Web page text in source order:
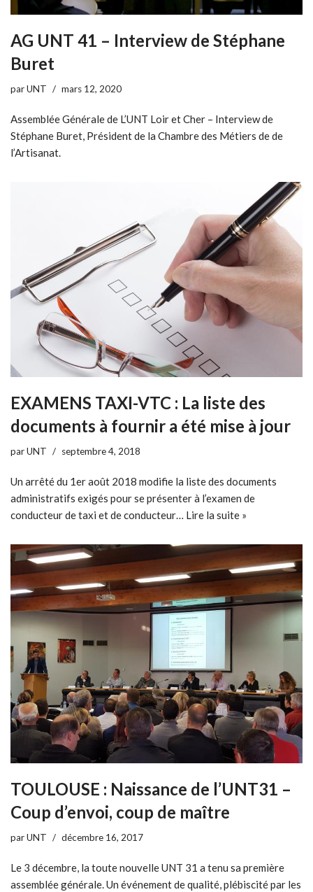
AG UNT 41 – Interview de Stéphane
Buret
parUNT mars 12, 2020
Assemblée Générale de L’UNT Loir et Cher – Interview de
Stéphane Buret, Président de la Chambre des Métiers de de
l’Artisanat.
EXAMENS TAXI-VTC : La liste des
documents à fournir a été mise à jour
parUNT septembre 4, 2018
Un arrêté du 1er août 2018 modifie la liste des documents
administratifs exigés pour se présenter à l’examen de
conducteur de taxi et de conducteur… Lire la suite »
TOULOUSE : Naissance de l’UNT31 –
Coup d’envoi, coup de maître
parUNT décembre 16, 2017
Le 3 décembre, la toute nouvelle UNT 31 a tenu sa première
assemblée générale. Un événement de qualité, plébiscité par les